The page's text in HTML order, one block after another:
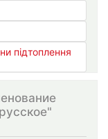
підтоплення